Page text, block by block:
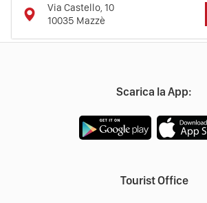
Via Castello, 10
10035 Mazzè
Scarica la App:
Tourist Office